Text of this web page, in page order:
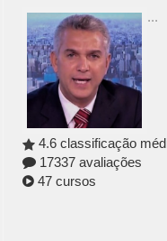
...
4.6 classificação
17337 avaliações
47 cursos